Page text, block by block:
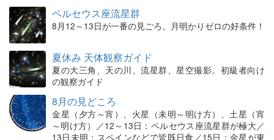
ペルセウス座流星群
8月12～13日が一番の見ごろ。月明かりゼロの好条件！
夏休み 天体観察ガイド
夏の大三角、天の川、流星群、星空撮影。初級者向け
の観察ガイド
8月の見どころ
金星（夕方～宵）、火星（未明～明け方）、土星（宵
～明け方）／12～13日：ペルセウス座流星群が極大／
13日未明：スペインなどで皆既日食／15日：金星が東